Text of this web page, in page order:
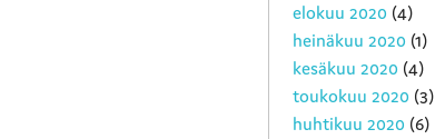
elokuu 2020 (4)
heinäkuu 2020 (1)
kesäkuu 2020 (4)
toukokuu 2020 (3)
huhtikuu 2020 (6)